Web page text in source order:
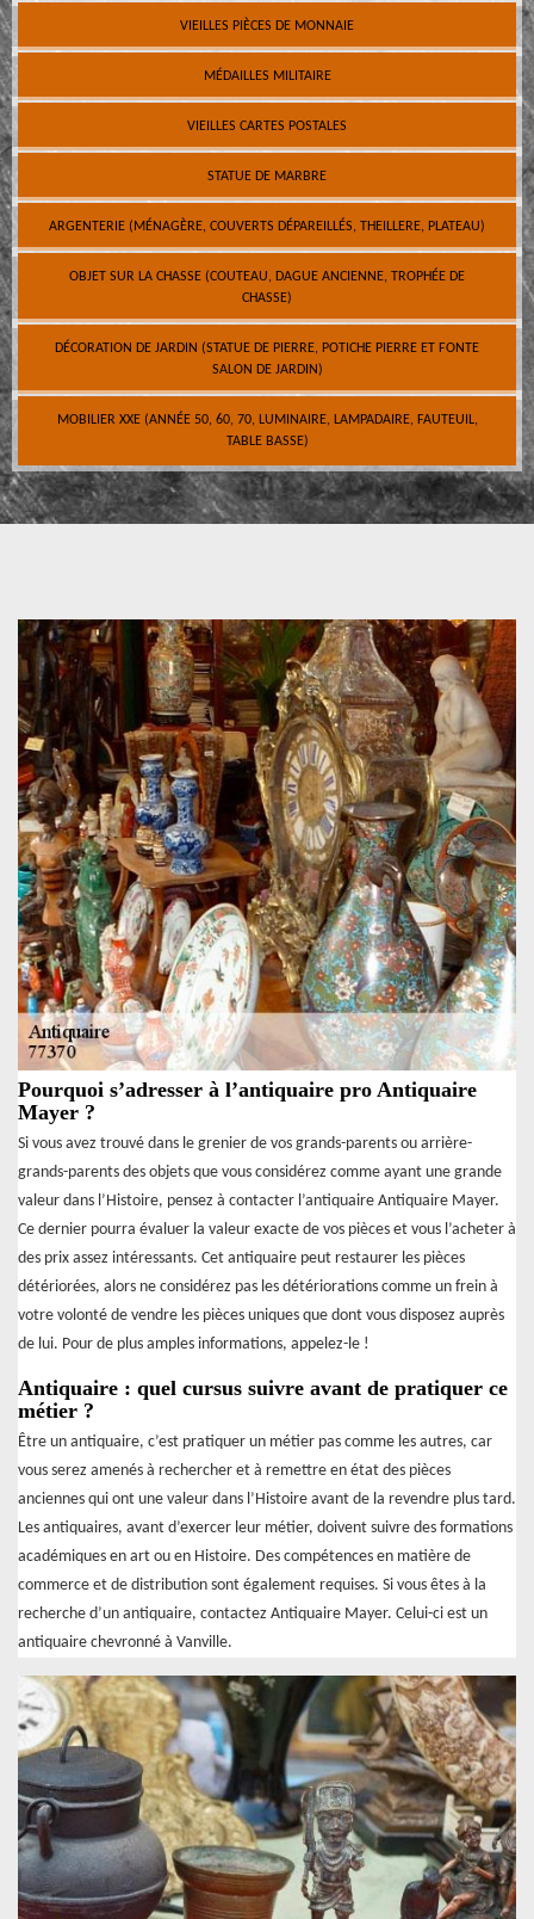
VIEILLES PIÈCES DE MONNAIE
MÉDAILLES MILITAIRE
VIEILLES CARTES POSTALES
STATUE DE MARBRE
ARGENTERIE (MÉNAGÈRE, COUVERTS DÉPAREILLÉS, THEILLERE, PLATEAU)
OBJET SUR LA CHASSE (COUTEAU, DAGUE ANCIENNE, TROPHÉE DE
CHASSE)
DÉCORATION DE JARDIN (STATUE DE PIERRE, POTICHE PIERRE ET FONTE
SALON DE JARDIN)
MOBILIER XXE (ANNÉE 50, 60, 70, LUMINAIRE, LAMPADAIRE, FAUTEUIL,
TABLE BASSE)
Pourquoi s’adresser à l’antiquaire pro Antiquaire
Mayer ?
Si vous avez trouvé dans le grenier de vos grands-parents ou arrière-
grands-parents des objets que vous considérez comme ayant une grande
valeur dans l’Histoire, pensez à contacter l’antiquaire Antiquaire Mayer.
Ce dernier pourra évaluer la valeur exacte de vos pièces et vous l’acheter à
des prix assez intéressants. Cet antiquaire peut restaurer les pièces
détériorées, alors ne considérez pas les détériorations comme un frein à
votre volonté de vendre les pièces uniques que dont vous disposez auprès
de lui. Pour de plus amples informations, appelez-le !
Antiquaire : quel cursus suivre avant de pratiquer ce
métier ?
Être un antiquaire, c’est pratiquer un métier pas comme les autres, car
vous serez amenés à rechercher et à remettre en état des pièces
anciennes qui ont une valeur dans l’Histoire avant de la revendre plus tard.
Les antiquaires, avant d’exercer leur métier, doivent suivre des formations
académiques en art ou en Histoire. Des compétences en matière de
commerce et de distribution sont également requises. Si vous êtes à la
recherche d’un antiquaire, contactez Antiquaire Mayer. Celui-ci est un
antiquaire chevronné à Vanville.